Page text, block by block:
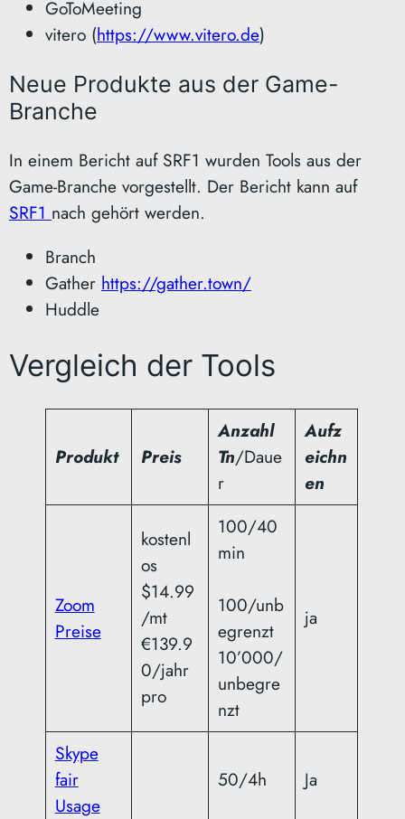
GoToMeeting
vitero (https://www.vitero.de)
Neue Produkte aus der Game-
Branche
In einem Bericht auf SRF1 wurden Tools aus der
Game-Branche vorgestellt. Der Bericht kann auf
SRF1 nach gehört werden.
Branch
Gather https://gather.town/
Huddle
Vergleich der Tools
Produkt Preis
Anzahl
Tn/Daue
r
Aufz
eichn
en
Zoom
Preise
kostenl
os
$14.99
/mt
€139.9
0/jahr
pro
100/40
min
100/unb
egrenzt
10’000/
unbegre
nzt
ja
Skype
fair
Usage
50/4h Ja